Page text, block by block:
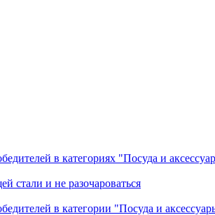
в категориях "Посуда и
стали и не разочароваться
в категории "Посуда и